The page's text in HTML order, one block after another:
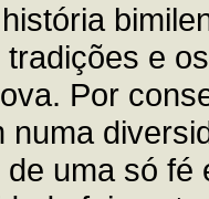
e
Por
numa
uma só